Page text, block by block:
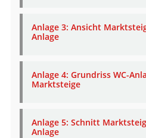
Anlage 3: Ansicht
Anlage
Anlage 4: Grundriss WC-
Marktsteige
Anlage 5: Schnitt
Anlage